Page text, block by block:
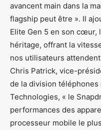
avancent main dans la
flagship peut être ». Il
Elite Gen 5 en son cœur,
héritage, offrant la
nos utilisateurs
Chris Patrick, vice-
de la division téléphones
Technologies, « le
performances des
processeur mobile le